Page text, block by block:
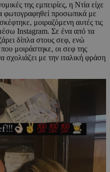
της εμπειρίες, η Ντία είχε
φωτογραφηθεί προσωπικά με
μοιραζόμενη αυτές τις
Instagram. Σε ένα από τα
δίπλα στους σεφ, ενώ
μοιράστηκε, οι σεφ της
με την ιταλική φράση